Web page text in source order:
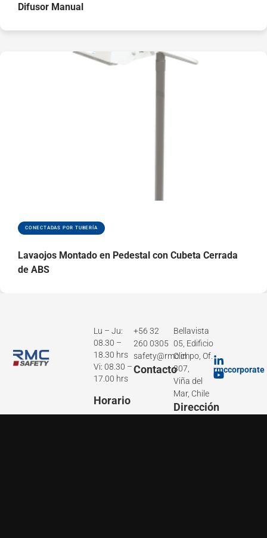
Difusor Manual
CONECTADAS POR TUBERÍA
Lavaojos Montado en Pedestal con Cubeta Cerrada
de ABS
Horario
Lu – Ju:
08.30 –
18.30 hrs
Vi: 08.30 –
17.00 hrs
Contacto
+56 32
260 0305
safety@rmc.cl
Dirección
Bellavista
05, Edificio
Olimpo, Of.
307,
Viña del
Mar, Chile
rmccorporate